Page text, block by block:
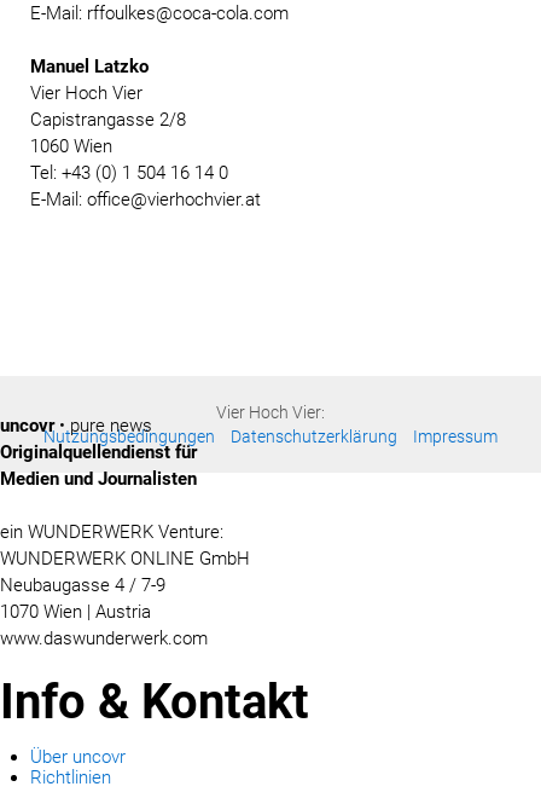
E-Mail: rffoulkes@coca-cola.com
Manuel Latzko
Vier Hoch Vier
Capistrangasse 2/8
1060 Wien
Tel: +43 (0) 1 504 16 14 0
E-Mail: office@vierhochvier.at
Vier Hoch Vier:
Nutzungsbedingungen
Datenschutzerklärung Impressum
uncovr• pure news
Originalquellendienst für
Medien und Journalisten
ein WUNDERWERK Venture:
WUNDERWERK ONLINE GmbH
Neubaugasse 4 / 7-9
1070 Wien | Austria
www.daswunderwerk.com
Info & Kontakt
Über uncovr
Richtlinien